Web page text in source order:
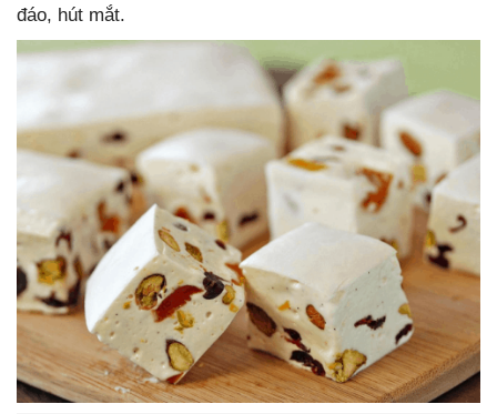
đáo, hút mắt.